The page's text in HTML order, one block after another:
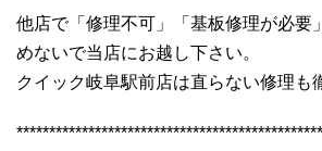
他店で「修理不可」「基板修理が必要
めないで当店にお越し下さい。
クイック岐阜駅前店は直らない修理も